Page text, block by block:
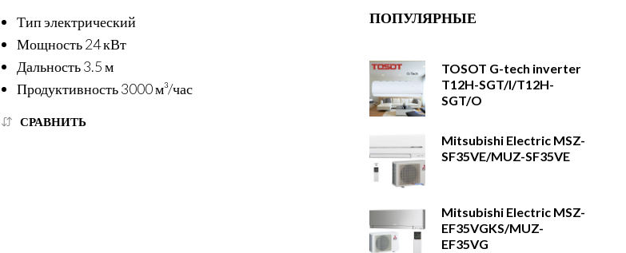
ПОПУЛЯРНЫЕ
TOSOT G-tech inverter
T12H-SGT/I/T12H-
SGT/O
Mitsubishi Electric MSZ-
SF35VE/MUZ-SF35VE
Mitsubishi Electric MSZ-
EF35VGKS/MUZ-
EF35VG
Тип электрический
Мощность 24 кВт
Дальность 3.5 м
Продуктивность 3000 м³/час
СРАВНИТЬ